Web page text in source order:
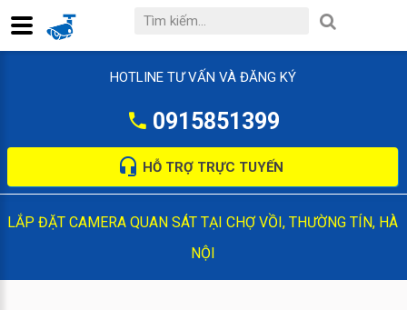
HOTLINE TƯ VẤN VÀ ĐĂNG KÝ
0915851399
HỖ TRỢ TRỰC TUYẾN
LẮP ĐẶT CAMERA QUAN SÁT TẠI CHỢ VỒI, THƯỜNG TÍN, HÀ
NỘI